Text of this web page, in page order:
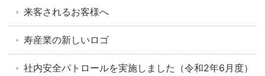
来客されるお客様へ
寿産業の新しいロゴ
社内安全パトロールを実施しました（令和2年6月度）